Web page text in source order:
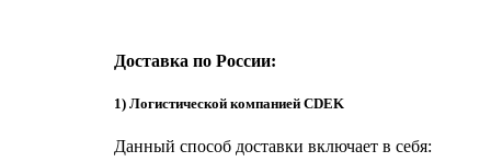
Доставка по России:
1) Логистической компанией CDEK
Данный способ доставки включает в себя: